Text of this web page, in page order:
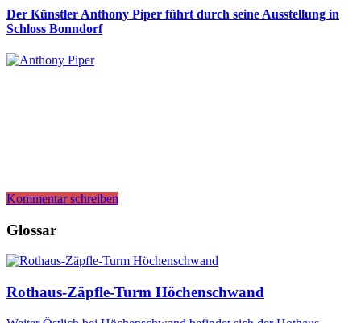
Der Künstler Anthony Piper führt durch seine Ausstellung in
Schloss Bonndorf
Kommentar schreiben
Glossar
Rothaus-Zäpfle-Turm Höchenschwand